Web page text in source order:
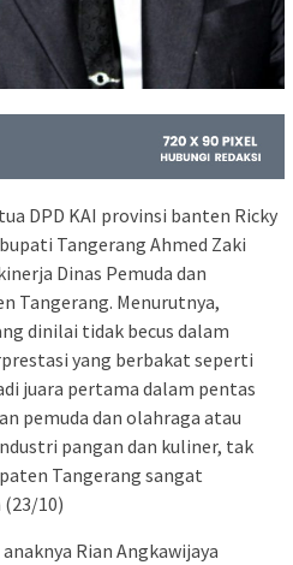
DPD KAI provinsi banten Ricky
Tangerang Ahmed Zaki
Dinas Pemuda dan
Tangerang. Menurutnya,
dinilai tidak becus dalam
yang berbakat seperti
juara pertama dalam pentas
pemuda dan olahraga atau
pangan dan kuliner, tak
Tangerang sangat
(23/10)
Rian Angkawijaya